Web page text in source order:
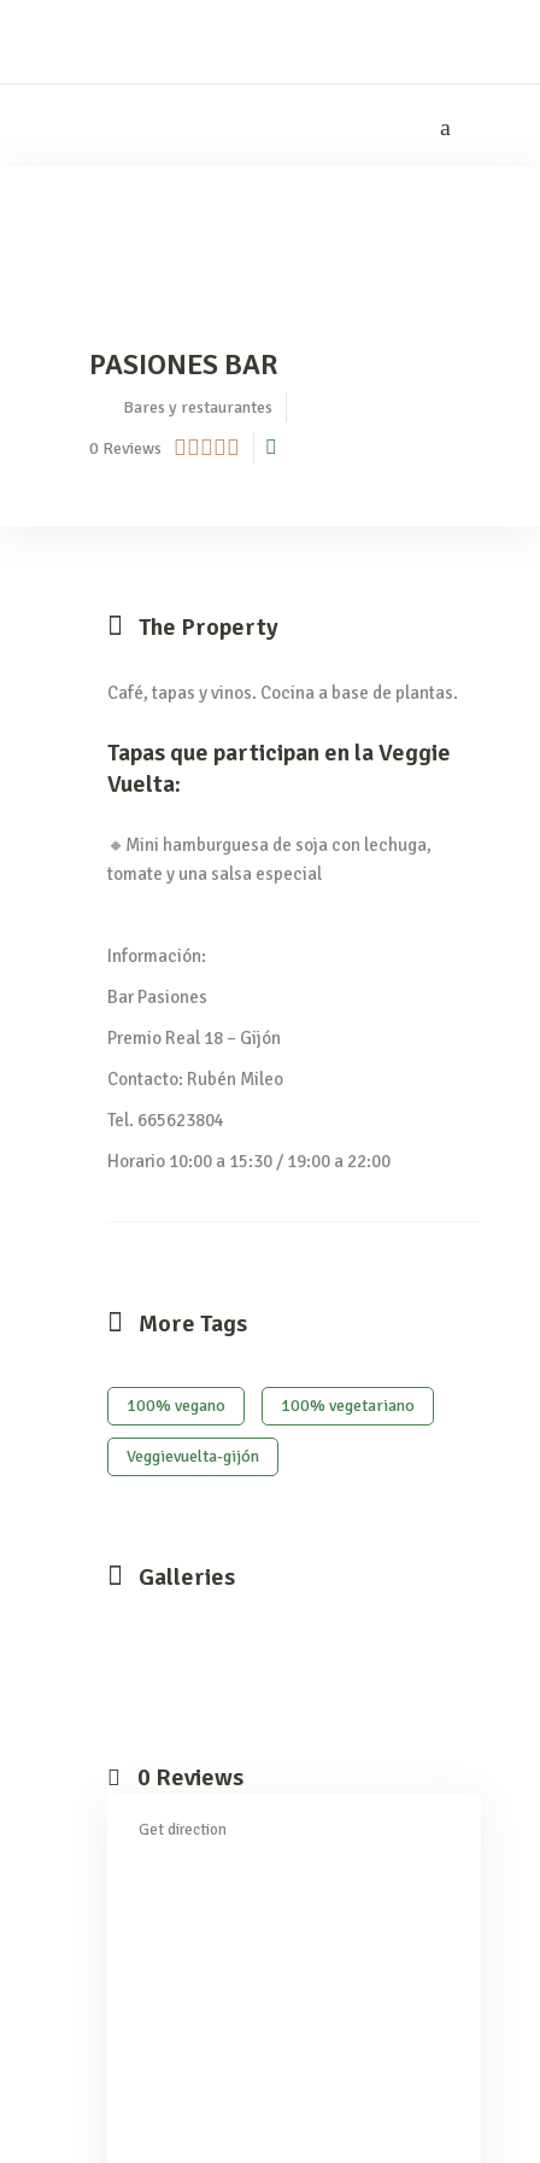
PASIONES BAR
Bares y restaurantes
0 Reviews
The Property
Café, tapas y vinos. Cocina a base de plantas.
Tapas que participan en la Veggie
Vuelta:
🔸Mini hamburguesa de soja con lechuga,
tomate y una salsa especial
Información:
Bar Pasiones
Premio Real 18 – Gijón
Contacto: Rubén Mileo
Tel. 665623804
Horario 10:00 a 15:30 / 19:00 a 22:00
More Tags
100% vegano 100% vegetariano
Veggievuelta-gijón
Galleries
0 Reviews
Get direction